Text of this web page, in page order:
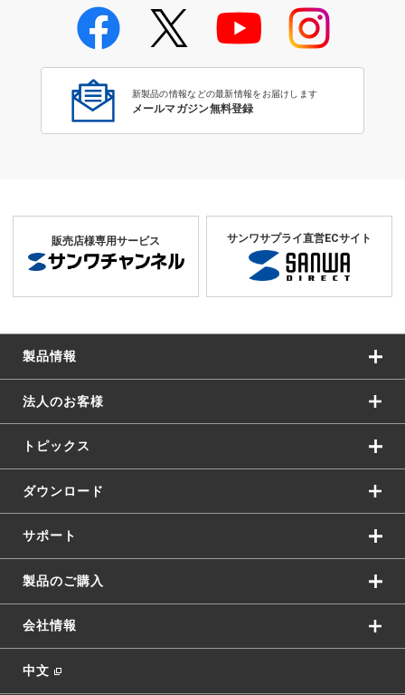
新製品の情報などの最新情報をお届けします
メールマガジン無料登録
販売店様専用サービス サンワサプライ直営ECサイト
製品情報
法人のお客様
トピックス
ダウンロード
サポート
製品のご購入
会社情報
中文